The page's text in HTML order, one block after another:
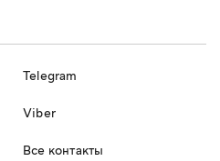
Telegram
Viber
Все контакты